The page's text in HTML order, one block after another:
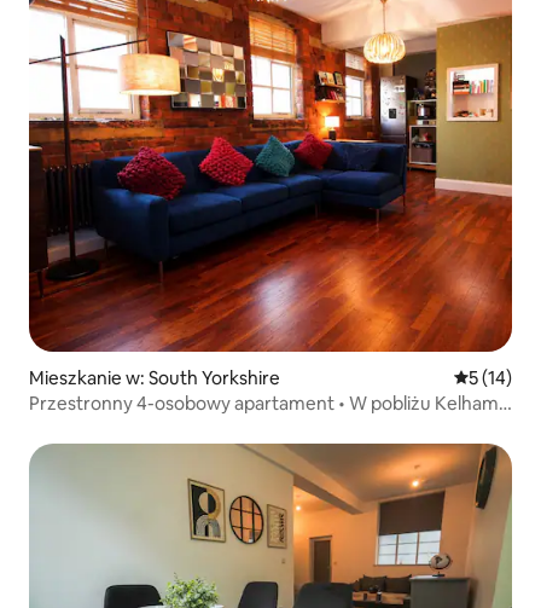
Mieszkanie w: South Yorkshire Średnia
5 (14)
Przestronny 4-osobowy apartament • W pobliżu Kelham